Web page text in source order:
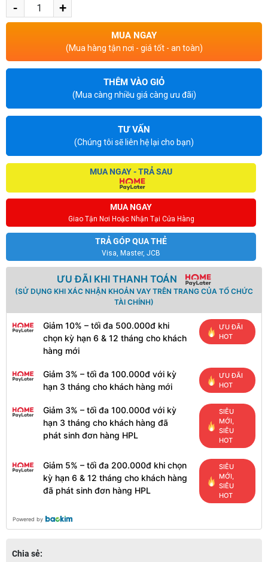
- +
MUA NGAY
(Mua hàng tận nơi - giá tốt - an toàn)
THÊM VÀO GIỎ
(Mua càng nhiều giá càng ưu đãi)
TƯ VẤN
(Chúng tôi sẽ liên hệ lại cho bạn)
MUA NGAY
Giao Tận Nơi Hoặc Nhận Tại Cửa Hàng
TRẢ GÓP QUA THẺ
Visa, Master, JCB
MUA NGAY - TRẢ SAU
ƯU ĐÃI KHI THANH TOÁN
(SỬ DỤNG KHI XÁC NHẬN KHOẢN VAY TRÊN TRANG CỦA TỔ CHỨC
TÀI CHÍNH)
Giảm 10% – tối đa 500.000đ khi
chọn kỳ hạn 6 & 12 tháng cho khách
hàng mới
ƯU ĐÃI
HOT
Giảm 3% – tối đa 100.000đ với kỳ
hạn 3 tháng cho khách hàng mới
ƯU ĐÃI
HOT
Giảm 3% – tối đa 100.000đ với kỳ
hạn 3 tháng cho khách hàng đã
phát sinh đơn hàng HPL
SIÊU
MỚI,
SIÊU
HOT
Giảm 5% – tối đa 200.000đ khi chọn
kỳ hạn 6 & 12 tháng cho khách hàng
đã phát sinh đơn hàng HPL
SIÊU
MỚI,
SIÊU
HOT
Powered by
Chia sẻ: